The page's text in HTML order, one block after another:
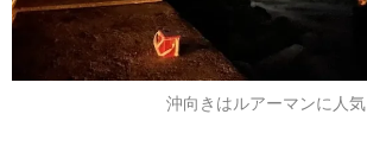
沖向きはルアーマンに人気